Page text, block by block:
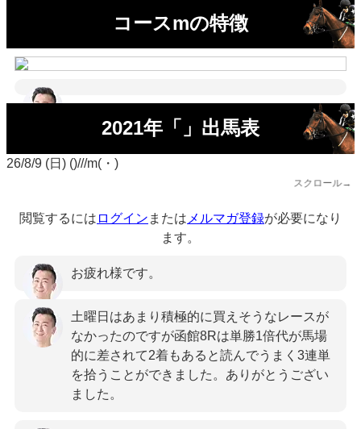
コースmの特徴
2021年「」出馬表
26/8/9 (日) ()///m(・)
スクロール→
閲覧するには ログイン または メルマガ登録が必要になり
ます。
お疲れ様です。
土曜日はあまり積極的に買えそうなレースが
なかったのですが函館8Rは単勝1倍代が馬場
的に差されて2着もあると読んでうまく3連単
を拾うことができました。ありがとうござい
ました。